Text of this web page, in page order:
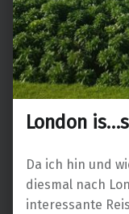
London
Da ich hin und
diesmal nach
interessante